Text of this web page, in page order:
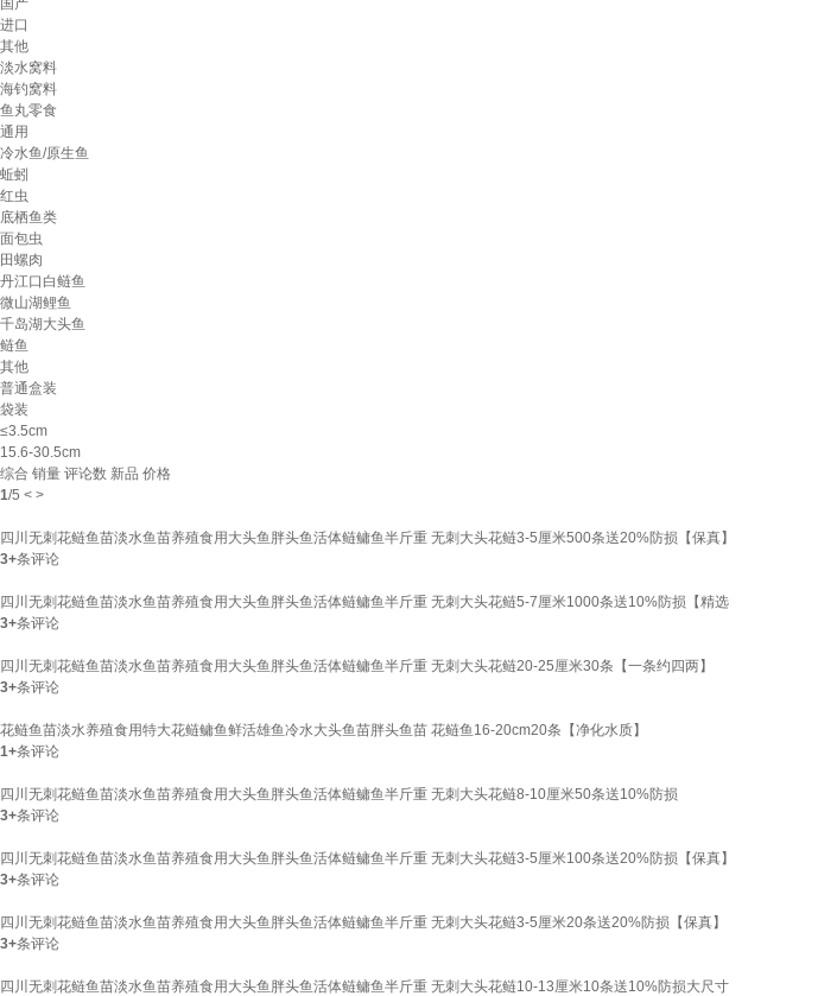
国产
进口
其他
淡水窝料
海钓窝料
鱼丸零食
通用
冷水鱼/原生鱼
蚯蚓
红虫
底栖鱼类
面包虫
田螺肉
丹江口白鲢鱼
微山湖鲤鱼
千岛湖大头鱼
鲢鱼
其他
普通盒装
袋装
≤3.5cm
15.6-30.5cm
综合 销量 评论数 新品 价格
1/5 < >
四川无刺花鲢鱼苗淡水鱼苗养殖食用大头鱼胖头鱼活体鲢鳙鱼半斤重 无刺大头花鲢3-5厘米500条送20%防损【保真】
3+条评论
四川无刺花鲢鱼苗淡水鱼苗养殖食用大头鱼胖头鱼活体鲢鳙鱼半斤重 无刺大头花鲢5-7厘米1000条送10%防损【精选
3+条评论
四川无刺花鲢鱼苗淡水鱼苗养殖食用大头鱼胖头鱼活体鲢鳙鱼半斤重 无刺大头花鲢20-25厘米30条【一条约四两】
3+条评论
花鲢鱼苗淡水养殖食用特大花鲢鳙鱼鲜活雄鱼冷水大头鱼苗胖头鱼苗 花鲢鱼16-20cm20条【净化水质】
1+条评论
四川无刺花鲢鱼苗淡水鱼苗养殖食用大头鱼胖头鱼活体鲢鳙鱼半斤重 无刺大头花鲢8-10厘米50条送10%防损
3+条评论
四川无刺花鲢鱼苗淡水鱼苗养殖食用大头鱼胖头鱼活体鲢鳙鱼半斤重 无刺大头花鲢3-5厘米100条送20%防损【保真】
3+条评论
四川无刺花鲢鱼苗淡水鱼苗养殖食用大头鱼胖头鱼活体鲢鳙鱼半斤重 无刺大头花鲢3-5厘米20条送20%防损【保真】
3+条评论
四川无刺花鲢鱼苗淡水鱼苗养殖食用大头鱼胖头鱼活体鲢鳙鱼半斤重 无刺大头花鲢10-13厘米10条送10%防损大尺寸